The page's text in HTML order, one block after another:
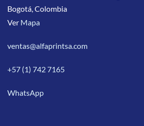
Bogotá, Colombia
Ver Mapa
ventas@alfaprintsa.com
+57 (1) 742 7165
WhatsApp